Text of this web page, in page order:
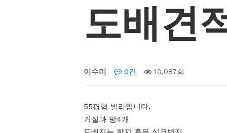
도배견
이수미 0건 10,087회
55평형 빌라입니다.
거실과 방4개